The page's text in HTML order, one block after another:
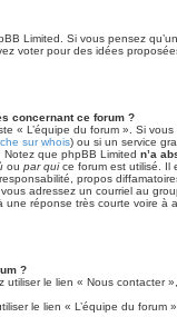
Limited. Si vous pensez
voter pour des idées
concernant ce forum ?
« L’équipe du forum ». Si
sur whois) ou si un service
que phpBB Limited n’a
ou par quice forum est utilisé. Il
propos
adressez un courriel au
une réponse très courte voire à
?
utiliser le lien « Nous contacter
le lien « L’équipe du forum